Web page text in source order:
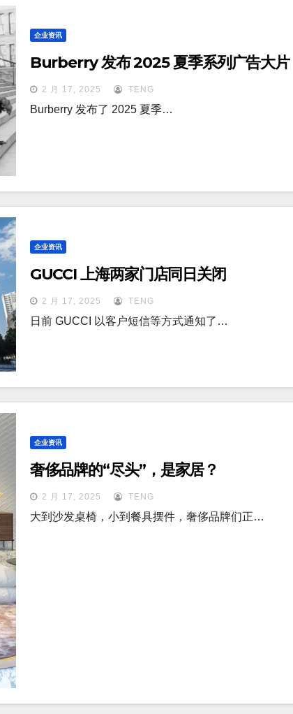
企业资讯
Burberry 发布 2025 夏季系列广告大片
2 月 17, 2025 TENG
Burberry 发布了 2025 夏季…
企业资讯
GUCCI 上海两家门店同日关闭
2 月 17, 2025 TENG
日前 GUCCI 以客户短信等方式通知了…
企业资讯
奢侈品牌的“尽头”，是家居？
2 月 17, 2025 TENG
大到沙发桌椅，小到餐具摆件，奢侈品牌们正…